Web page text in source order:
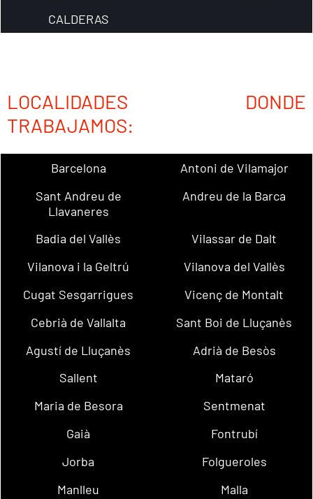
CALDERAS
LOCALIDADES DONDE
TRABAJAMOS:
Barcelona
Antoni de Vilamajor
Sant Andreu de
Llavaneres
Andreu de la Barca
Badia del Vallès
Vilassar de Dalt
Vilanova i la Geltrú
Vilanova del Vallès
Cugat Sesgarrigues
Vicenç de Montalt
Cebrià de Vallalta
Sant Boi de Lluçanès
Agustí de Lluçanès
Adrià de Besòs
Sallent
Mataró
Maria de Besora
Sentmenat
Gaià
Fontrubí
Jorba
Folgueroles
Manlleu
Malla